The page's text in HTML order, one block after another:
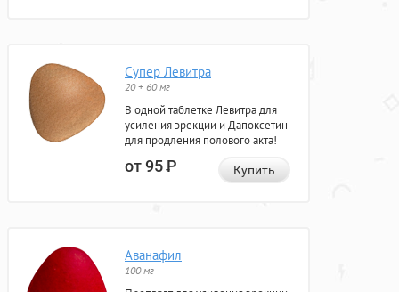
Супер Левитра
20 + 60 мг
В одной таблетке Левитра для
усиления эрекции и Дапоксетин
для продления полового акта!
от 95Р Купить
Аванафил
100 мг